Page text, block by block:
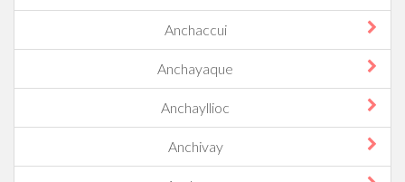
Anchaccui
Anchayaque
Anchayllioc
Anchivay